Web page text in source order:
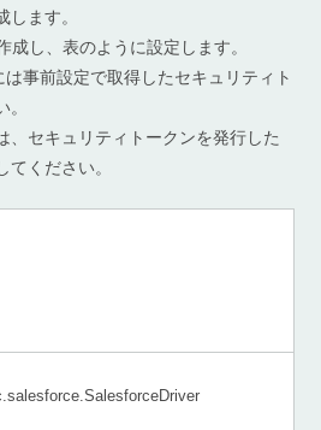
ます。
成し、表のように設定します。
は事前設定で取得したセキュリティト
、セキュリティトークンを発行した
てください。